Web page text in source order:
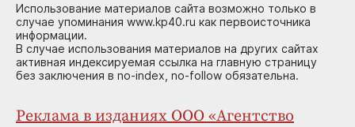
Использование материалов сайта возможно только в
случае упоминания www.kp40.ru как первоисточника
информации.
В случае использования материалов на других сайтах
активная индексируемая ссылка на главную страницу
без заключения в no-index, no-follow обязательна.
Реклама в изданиях ООО «Агентство